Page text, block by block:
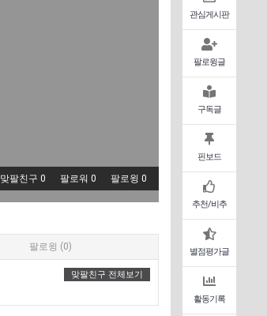
관심게시판
팔로윙글
구독글
핀보드
추천/비추
별점평가글
활동기록
맞팔친구 0 팔로워 0 팔로윙 0
팔로윙 (0)
맞팔친구 전체보기